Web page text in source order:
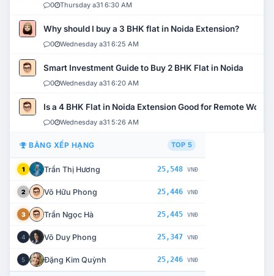
0 Thursday a31 6:30 AM
Why should I buy a 3 BHK flat in Noida Extension?
0 Wednesday a31 6:25 AM
Smart Investment Guide to Buy 2 BHK Flat in Noida
0 Wednesday a31 6:20 AM
Is a 4 BHK Flat in Noida Extension Good for Remote Work?
0 Wednesday a31 5:26 AM
BẢNG XẾP HẠNG TOP 5
1 Trần Thị Hương 25,548 VNĐ
2 Võ Hữu Phong 25,446 VNĐ
3 Trần Ngọc Hà 25,445 VNĐ
4 Võ Duy Phong 25,347 VNĐ
5 Đặng Kim Quỳnh 25,246 VNĐ